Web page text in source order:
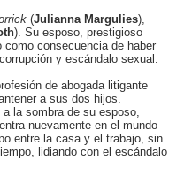
(Julianna Margulies),
). Su esposo, prestigioso
consecuencia de haber
y escándalo sexual.
de abogada litigante
a sus dos hijos.
la sombra de su esposo,
nuevamente en el mundo
entre la casa y el trabajo, sin
lidiando con el escándalo